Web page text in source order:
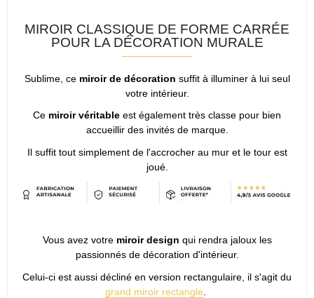
MIROIR CLASSIQUE DE FORME CARRÉE
POUR LA DÉCORATION MURALE
Sublime, ce miroir de décoration suffit à illuminer à lui seul
votre intérieur.
Ce miroir véritable est également très classe pour bien
accueillir des invités de marque.
Il suffit tout simplement de l'accrocher au mur et le tour est
joué.
Vous avez votre miroir design qui rendra jaloux les
passionnés de décoration d'intérieur.
Celui-ci est aussi décliné en version rectangulaire, il s'agit du
grand miroir rectangle